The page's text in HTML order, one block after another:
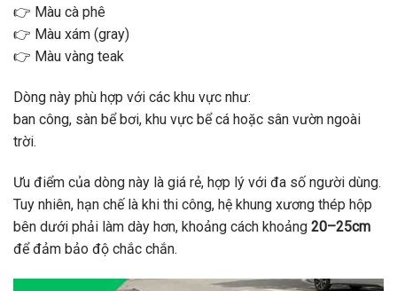
👉 Màu cà phê
👉 Màu xám (gray)
👉 Màu vàng teak
Dòng này phù hợp với các khu vực như:
ban công, sàn bể bơi, khu vực bể cá hoặc sân vườn ngoài
trời.
Ưu điểm của dòng này là giá rẻ, hợp lý với đa số người dùng.
Tuy nhiên, hạn chế là khi thi công, hệ khung xương thép hộp
bên dưới phải làm dày hơn, khoảng cách khoảng 20–25cm
để đảm bảo độ chắc chắn.